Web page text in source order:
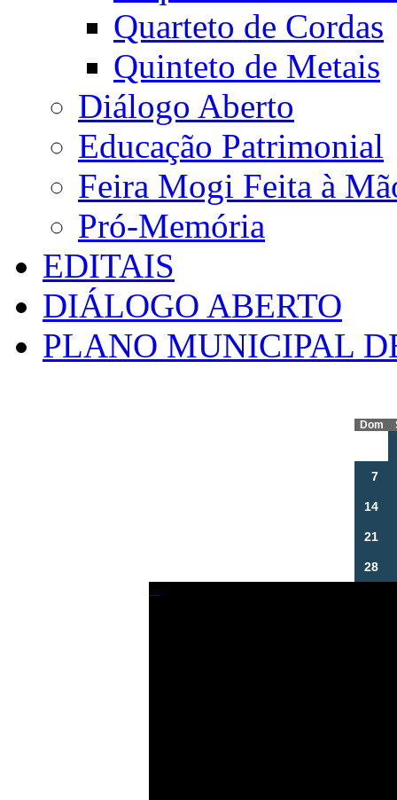
Quarteto de Cordas
Quinteto de Metais
Diálogo Aberto
Educação Patrimonial
Feira Mogi Feita à
Pró-Memória
EDITAIS
DIÁLOGO ABERTO
PLANO MUNICIPAL
Dom
7
14
21
28